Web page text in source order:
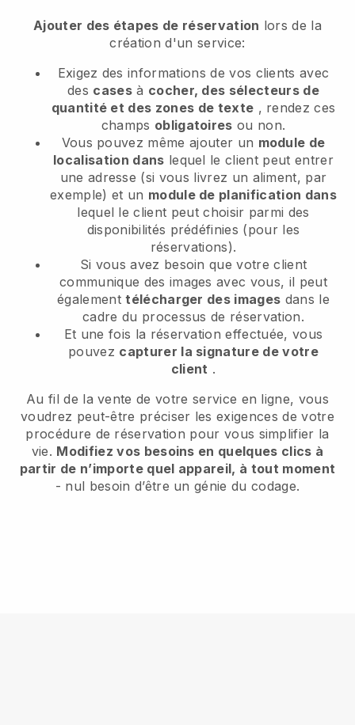
Ajouter des étapes de réservation lors de la
création d'un service:
Exigez des informations de vos clients avec
des casesà cocher, des sélecteurs de
quantité et des zones de texte , rendez ces
champs obligatoires ou non.
Vous pouvez même ajouter un module de
localisation dans lequel le client peut entrer
une adresse (si vous livrez un aliment, par
exemple) et un module de planification dans
lequel le client peut choisir parmi des
disponibilités prédéfinies (pour les
réservations).
Si vous avez besoin que votre client
communique des images avec vous, il peut
égalementtélécharger des images dans le
cadre du processus de réservation.
Et une fois la réservation effectuée, vous
pouvez capturer la signature de votre
client .
Au fil de la vente de votre service en ligne, vous
voudrez peut-être préciser les exigences de votre
procédure de réservation pour vous simplifier la
vie. Modifiez vos besoins en quelques clics à
partir de n’importe quel appareil, à tout moment
- nul besoin d’être un génie du codage.